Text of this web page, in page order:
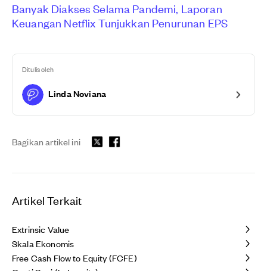
Banyak Diakses Selama Pandemi, Laporan
Keuangan Netflix Tunjukkan Penurunan EPS
Ditulis oleh
Linda Noviana
Bagikan artikel ini
Artikel Terkait
Extrinsic Value
Skala Ekonomis
Free Cash Flow to Equity (FCFE)